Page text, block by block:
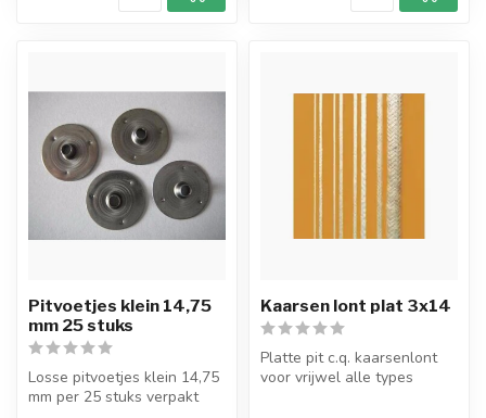
Pitvoetjes klein 14,75
mm 25 stuks
Losse pitvoetjes klein 14,75
mm per 25 stuks verpakt
Kaarsen lont plat 3x14
Platte pit c.q. kaarsenlont
voor vrijwel alle types